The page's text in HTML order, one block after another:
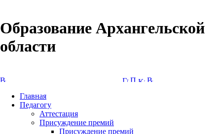
Образование Архангельской
области
Главная
Педагогу
Аттестация
Присуждение премий
Присуждение премий